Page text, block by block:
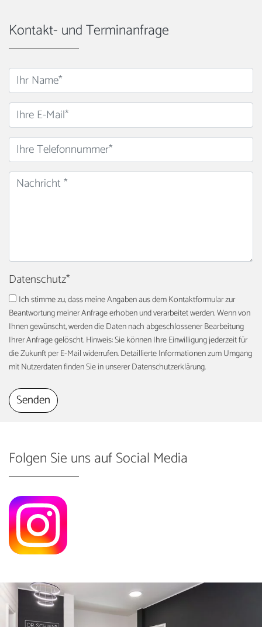
Kontakt- und Terminanfrage
Datenschutz*
Ich stimme zu, dass meine Angaben aus dem Kontaktformular zur
Beantwortung meiner Anfrage erhoben und verarbeitet werden. Wenn von
Ihnen gewünscht, werden die Daten nach abgeschlossener Bearbeitung
Ihrer Anfrage gelöscht. Hinweis: Sie können Ihre Einwilligung jederzeit für
die Zukunft per E-Mail widerrufen. Detaillierte Informationen zum Umgang
mit Nutzerdaten finden Sie in unserer Datenschutzerklärung.
Folgen Sie uns auf Social Media